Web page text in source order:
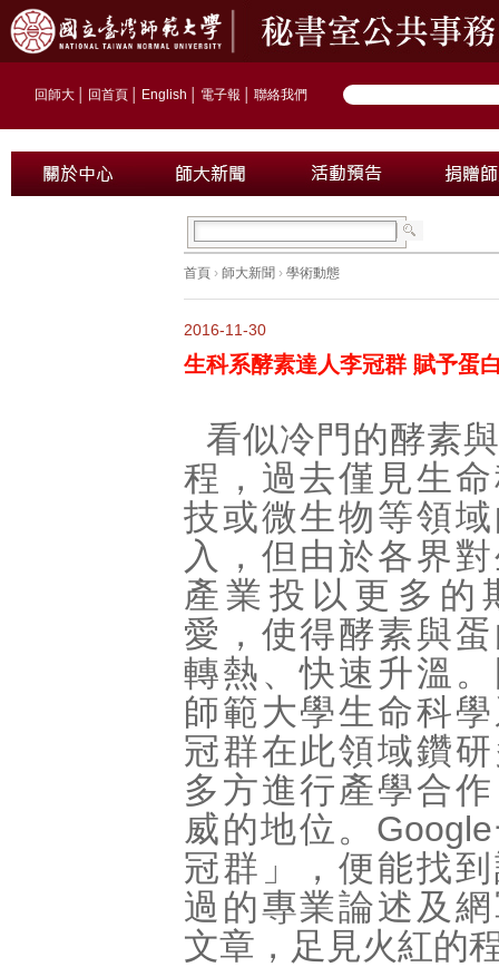
回師大 回首頁 English 電子報 聯絡我們
首頁 › 師大新聞 › 學術動態
2016-11-30
生科系酵素達人李冠群 賦予蛋
看似冷門的酵素
程，過去僅見生
技或微生物等領
入，但由於各界
產業投以更多的
愛，使得酵素與
轉熱、快速升溫
師範大學生命科
冠群在此領域鑽
多方進行產學合
威的地位。
冠群」，便能找
過的專業論述及
文章，足見火紅的